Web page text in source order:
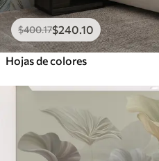
$400.17$240.10
Hojas de colores